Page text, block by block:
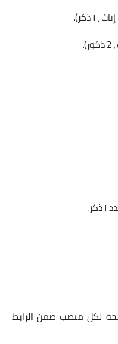
لكل منصب ضمن الرابط